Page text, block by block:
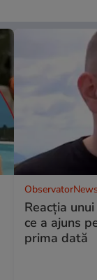
Reacția
ce a ajuns
prima dată